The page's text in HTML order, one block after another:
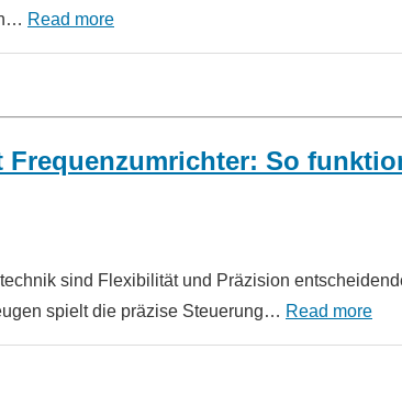
Read more
So
sind Flexibilität und Präzision
spielt die präzise Steuerung… Read more